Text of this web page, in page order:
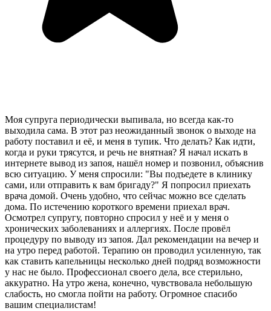
Моя супруга периодически выпивала, но всегда как-то
выходила сама. В этот раз неожиданный звонок о выходе на
работу поставил и её, и меня в тупик. Что делать? Как идти,
когда и руки трясутся, и речь не внятная? Я начал искать в
интернете вывод из запоя, нашёл номер и позвонил, объяснив
всю ситуацию. У меня спросили: "Вы подъедете в клинику
сами, или отправить к вам бригаду?" Я попросил приехать
врача домой. Очень удобно, что сейчас можно все сделать
дома. По истечению короткого времени приехал врач.
Осмотрел супругу, повторно спросил у неё и у меня о
хронических заболеваниях и аллергиях. После провёл
процедуру по выводу из запоя. Дал рекомендации на вечер и
на утро перед работой. Терапию он проводил усиленную, так
как ставить капельницы несколько дней подряд возможности
у нас не было. Профессионал своего дела, все стерильно,
аккуратно. На утро жена, конечно, чувствовала небольшую
слабость, но смогла пойти на работу. Огромное спасибо
вашим специалистам!